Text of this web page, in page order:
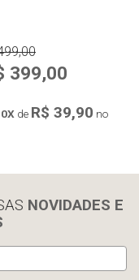
399,00
de R$ 39,90 no
rápida
NOVIDADES E